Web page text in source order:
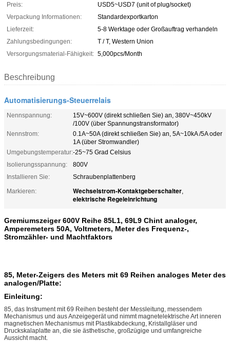
Preis:
USD5~USD7 (unit of plug/socket)
Verpackung Informationen:
Standardexportkarton
Lieferzeit:
5-8 Werktage oder Großauftrag verhandeln
Zahlungsbedingungen:
T / T, Western Union
Versorgungsmaterial-Fähigkeit: 5,000pcs/Month
Beschreibung
Automatisierungs-Steuerrelais
Nennspannung:
15V~600V (direkt schließen Sie) an, 380V~450kV
/100V (über Spannungstransformator)
Nennstrom:
0.1A~50A (direkt schließen Sie) an, 5A~10kA /5A oder
1A (über Stromwandler)
Umgebungstemperatur:-25~75 Grad Celsius
Isolierungsspannung:
800V
Installieren Sie:
Schraubenplattenberg
Markieren:
Wechselstrom-Kontaktgeberschalter,
elektrische Regeleinrichtung
Gremiumszeiger 600V Reihe 85L1, 69L9 Chint analoger,
Amperemeters 50A, Voltmeters, Meter des Frequenz-,
Stromzähler- und Machtfaktors
85, Meter-Zeigers des Meters mit 69 Reihen analoges Meter des
analogen/Platte:
Einleitung:
85, das Instrument mit 69 Reihen besteht der Messleitung, messendem
Mechanismus und aus Anzeigegerät und nimmt magnetelektrische Art inneren
magnetischen Mechanismus mit Plastikabdeckung, Kristallgläser und
Druckskalaplatte an, die sie ästhetische, großzügige und umfangreiche
Aussicht macht.